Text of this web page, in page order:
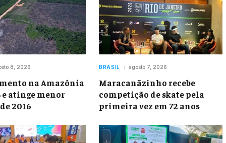
8, 2026
na Amazônia
e atinge menor
2016
BRASIL agosto 7, 2026
Maracanãzinho recebe
competição de skate pela
primeira vez em 72 anos